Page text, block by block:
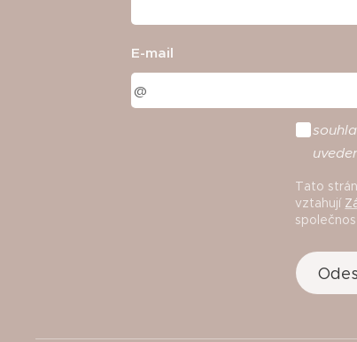
E-mail
Tato
vztahují